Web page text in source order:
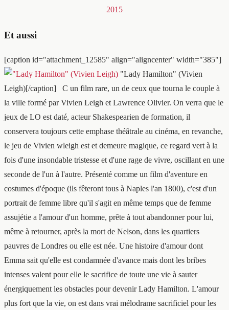
2015
Et aussi
[caption id="attachment_12585" align="aligncenter" width="385"]
"Lady Hamilton" (Vivien
Leigh)[/caption] C un film rare, un de ceux que tourna le couple à
la ville formé par Vivien Leigh et Lawrence Olivier. On verra que le
jeux de LO est daté, acteur Shakespearien de formation, il
conservera toujours cette emphase théâtrale au cinéma, en revanche,
le jeu de Vivien wleigh est et demeure magique, ce regard vert à la
fois d'une insondable tristesse et d'une rage de vivre, oscillant en une
seconde de l'un à l'autre. Présenté comme un film d'aventure en
costumes d'époque (ils fêteront tous à Naples l'an 1800), c'est d'un
portrait de femme libre qu'il s'agit en même temps que de femme
assujétie a l'amour d'un homme, prête à tout abandonner pour lui,
même à retourner, après la mort de Nelson, dans les quartiers
pauvres de Londres ou elle est née. Une histoire d'amour dont
Emma sait qu'elle est condamnée d'avance mais dont les bribes
intenses valent pour elle le sacrifice de toute une vie à sauter
énergiquement les obstacles pour devenir Lady Hamilton. L'amour
plus fort que la vie, on est dans vrai mélodrame sacrificiel pour les